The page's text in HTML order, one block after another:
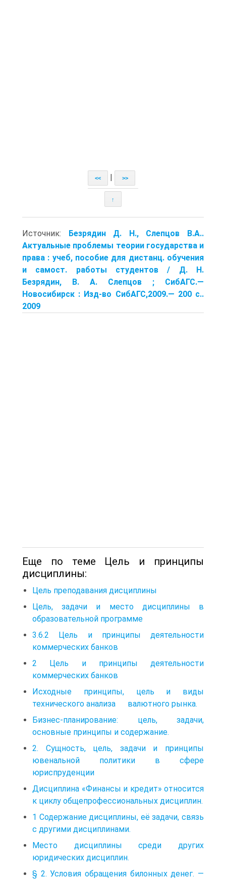
<< >>
↑
Источник: Безрядин Д. Н., Слеп­цов В.А..
Актуальные проблемы теории государства и
права : учеб, пособие для дистанц. обучения
и самост. работы студентов / Д. Н.
Безрядин, В. А. Слеп­цов ; СибАГС.—
Новосибирск : Изд-во СибАГС,2009.— 200 с..
2009
Еще по теме Цель и принципы
дисциплины:
Цель преподавания дисциплины
Цель, задачи и место дисциплины в
образовательной программе
3.6.2 Цель и принципы деятельности
коммерческих банков
2 Цель и принципы деятельности
коммерческих банков
Исходные принципы, цель и виды
технического анализа валютного рынка.
Бизнес-планирование: цель, задачи,
основные принципы и содержание.
2. Сущность, цель, задачи и принципы
ювенальной политики в сфере
юриспруденции
Дисциплина «Финансы и кредит» относится
к циклу общепрофессиональных дисциплин.
1 Содержание дисциплины, её задачи, связь
с другими дисциплинами.
Место дисциплины среди других
юридических дисциплин.
§ 2. Условия обращения билонных денег. —